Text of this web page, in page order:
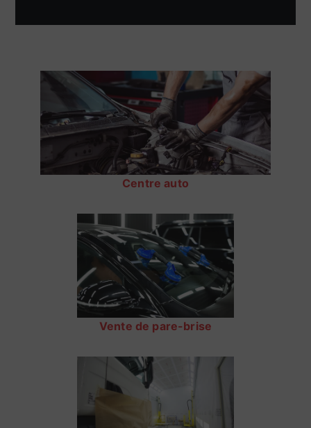
Centre auto
Vente de pare-brise